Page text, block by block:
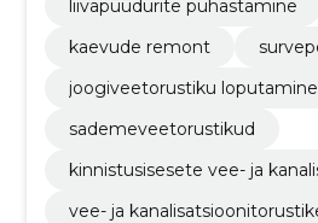
liivapüüdurite puhastamine
kaevude remont
joogiveetorustiku
sademeveetorustikud
kinnistusisesete vee- ja
vee- ja